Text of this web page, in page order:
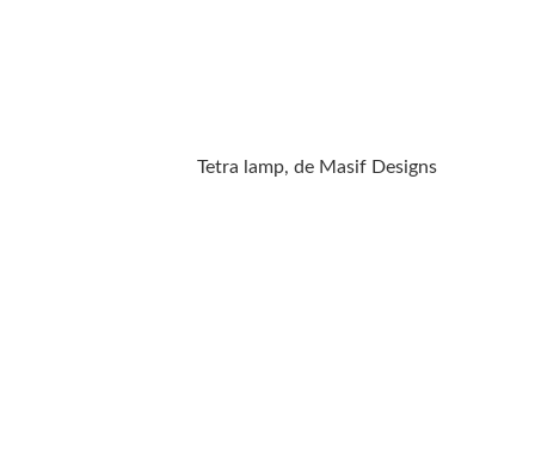
Tetra lamp, de Masif Designs